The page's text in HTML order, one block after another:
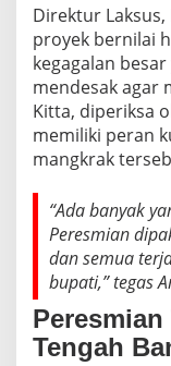
e
t
e
l
a
h
a
b
t
a
n
B
u
a
t
Direktur
proyek bernilai
kegagalan
mendesak agar
Kitta, diperiksa
memiliki peran
mangkrak
“Ada banyak
Peresmian
dan semua
bupati,” tegas
Tengah